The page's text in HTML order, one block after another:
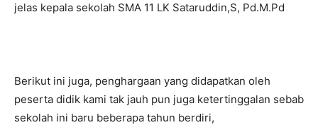
jelas kepala sekolah SMA 11 LK Sataruddin,S, Pd.M.Pd
Berikut ini juga, penghargaan yang didapatkan oleh
peserta didik kami tak jauh pun juga ketertinggalan sebab
sekolah ini baru beberapa tahun berdiri,